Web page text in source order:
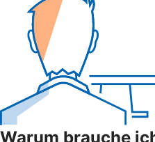
Warum brauche